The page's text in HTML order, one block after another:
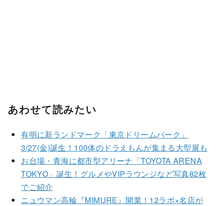
あわせて読みたい
有明に新ランドマーク「東京ドリームパーク」
3/27(金)誕生！100体のドラえもんが集まる大型展も
お台場・青海に都市型アリーナ「TOYOTA ARENA
TOKYO」誕生！グルメやVIPラウンジなど写真82枚
でご紹介
ニュウマン高輪『MIMURE』開業！12ラボ×名店が